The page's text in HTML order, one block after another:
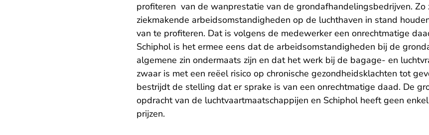
profiteren van de wanprestatie van de grondafhandelingsbedrijven. Zo
ziekmakende arbeidsomstandigheden op de luchthaven in stand
van te profiteren. Dat is volgens de medewerker een onrechtmatige
Schiphol is het ermee eens dat de arbeidsomstandigheden bij de
algemene zin ondermaats zijn en dat het werk bij de bagage- en
zwaar is met een reëel risico op chronische gezondheidsklachten tot
bestrijdt de stelling dat er sprake is van een onrechtmatige daad. De
opdracht van de luchtvaartmaatschappijen en Schiphol heeft geen
prijzen.